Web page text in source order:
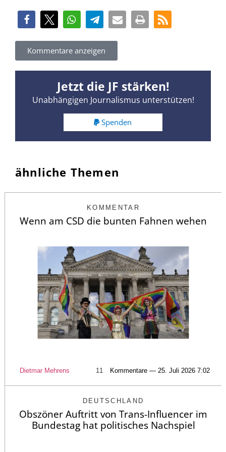
Kommentare anzeigen
Jetzt die JF stärken!
Unabhängigen Journalismus unterstützen!
Spenden
ähnliche Themen
KOMMENTAR
Wenn am CSD die bunten Fahnen wehen
Dietmar Mehrens 11 Kommentare — 25. Juli 2026 7:02
DEUTSCHLAND
Obszöner Auftritt von Trans-Influencer im
Bundestag hat politisches Nachspiel